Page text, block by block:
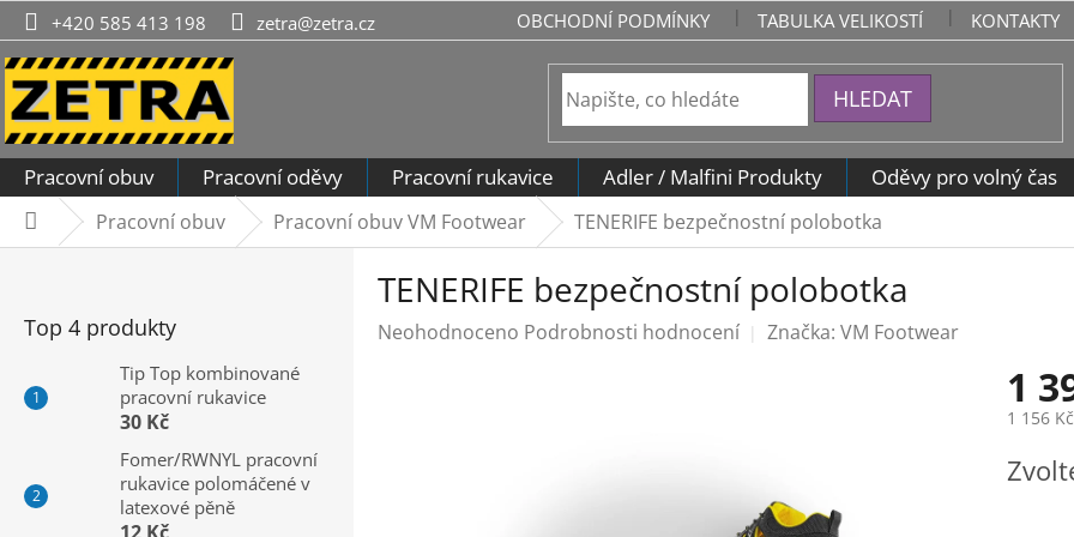
Přejít
na
obsah
+420 585 413 198 zetra@zetra.cz OBCHODNÍ PODMÍNKY TABULKA VELIKOSTÍ KONTAKTY
HLEDAT
Pracovní obuv Pracovní oděvy Pracovní rukavice Adler / Malfini Produkty Oděvy pro volný čas
DomůPracovní obuv Pracovní obuv VM Footwear TENERIFE bezpečnostní polobotka
Top 4 produkty
Tip Top kombinované
pracovní rukavice
30 Kč
Fomer/RWNYL pracovní
rukavice polomáčené v
latexové pěně
TENERIFE bezpečnostní polobotka
Průměrné
Neohodnoceno Podrobnosti hodnocení Značka: VM Footwear
1
1 156
cena: